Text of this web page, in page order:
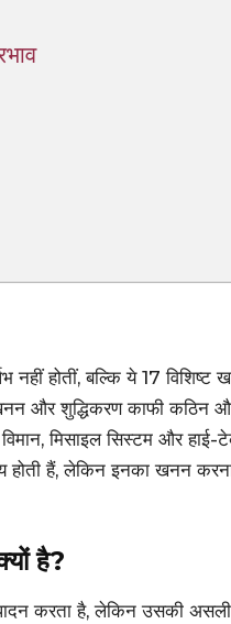
होतीं, बल्कि ये 17 विशिष्ट
और शुद्धिकरण काफी कठिन
मिसाइल सिस्टम और
होती हैं, लेकिन इनका खनन
है?
करता है, लेकिन उसकी